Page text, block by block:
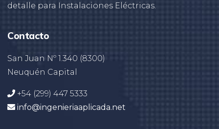
detalle para Instalaciones Eléctricas.
Contacto
San Juan Nº 1.340 (8300)
Neuquén Capital
+54 (299) 447 5333
info@ingenieriaaplicada.net